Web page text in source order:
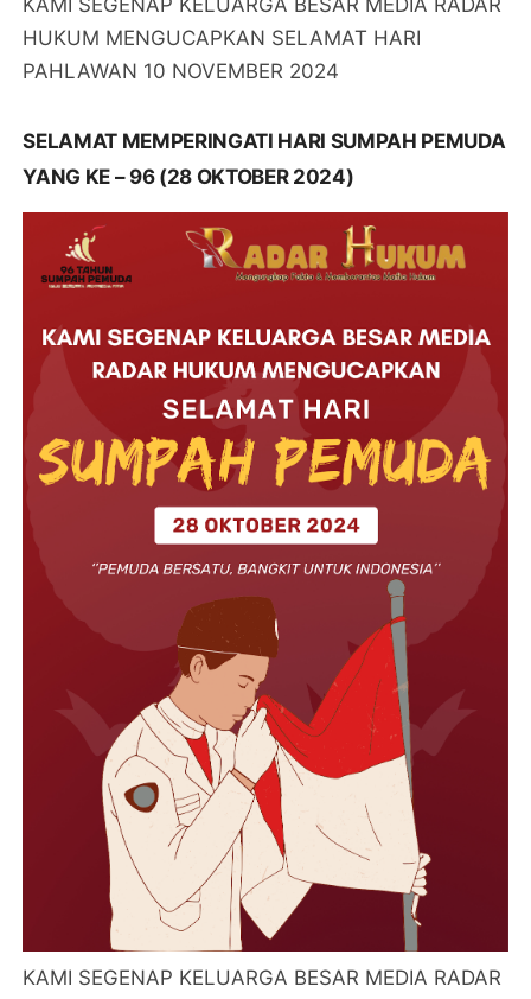
KAMI SEGENAP KELUARGA BESAR MEDIA RADAR
HUKUM MENGUCAPKAN SELAMAT HARI
PAHLAWAN 10 NOVEMBER 2024
SELAMAT MEMPERINGATI HARI SUMPAH PEMUDA
YANG KE – 96 (28 OKTOBER 2024)
KAMI SEGENAP KELUARGA BESAR MEDIA RADAR